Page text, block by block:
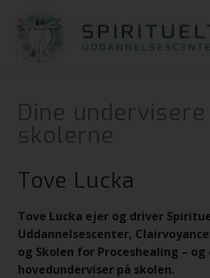
Dine undervisere
skolerne
Tove Lucka
Tove Lucka ejer og driver
Uddannelsescenter,
og Skolen for Proceshealing – og
hovedunderviser på skolen.